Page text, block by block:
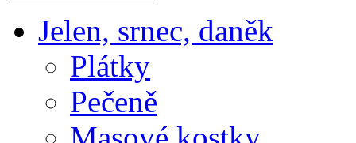
Jelen, srnec, daněk
Plátky
Pečeně